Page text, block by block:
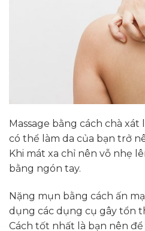
Massage bằng cách chà
có thể làm da của bạn trở
Khi mát xa chỉ nên vỗ nhẹ
bằng ngón tay.
Nặng mụn bằng cách ấn
dụng các dụng cụ gây tổn
Cách tốt nhất là bạn nên